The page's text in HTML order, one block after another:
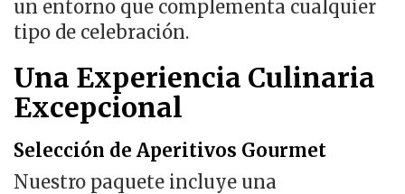
un entorno que complementa cualquier
tipo de celebración.
Una Experiencia Culinaria
Excepcional
Selección de Aperitivos Gourmet
Nuestro paquete incluye una